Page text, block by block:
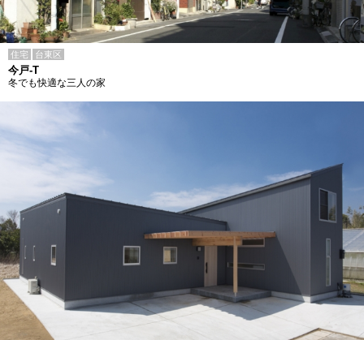
住宅 台東区
今戸-T
冬でも快適な三人の家